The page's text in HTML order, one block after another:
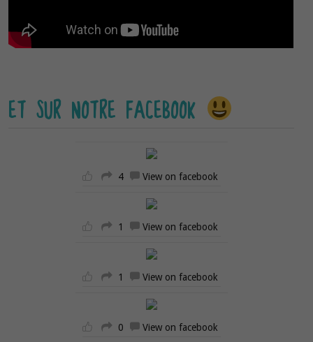
ET SUR NOTRE FACEBOOK
4 View on facebook
1 View on facebook
1 View on facebook
0 View on facebook